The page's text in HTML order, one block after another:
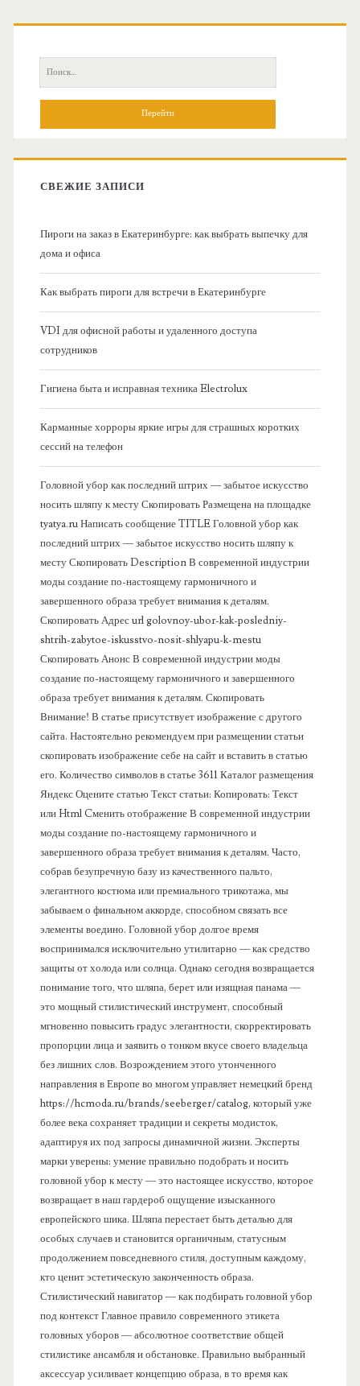
О
П
о
:
СВЕЖИЕ ЗАПИСИ
Пироги на заказ в Екатеринбурге: как выбрать выпечку для
дома и офиса
Как выбрать пироги для встречи в Екатеринбурге
VDI для офисной работы и удаленного доступа
сотрудников
Гигиена быта и исправная техника Electrolux
Карманные хорроры яркие игры для страшных коротких
сессий на телефон
Головной убор как последний штрих — забытое искусство
носить шляпу к месту Скопировать Размещена на площадке
tyatya.ru Написать сообщение TITLE Головной убор как
последний штрих — забытое искусство носить шляпу к
месту Скопировать Description В современной индустрии
моды создание по-настоящему гармоничного и
завершенного образа требует внимания к деталям.
Скопировать Адрес url golovnoy-ubor-kak-posledniy-
shtrih-zabytoe-iskusstvo-nosit-shlyapu-k-mestu
Скопировать Анонс В современной индустрии моды
создание по-настоящему гармоничного и завершенного
образа требует внимания к деталям. Скопировать
Внимание! В статье присутствует изображение с другого
сайта. Настоятельно рекомендуем при размещении статьи
скопировать изображение себе на сайт и вставить в статью
его. Количество символов в статье 3611 Каталог размещения
Яндекс Оцените статью Текст статьи: Копировать: Текст
или Html Cменить отображение В современной индустрии
моды создание по-настоящему гармоничного и
завершенного образа требует внимания к деталям. Часто,
собрав безупречную базу из качественного пальто,
элегантного костюма или премиального трикотажа, мы
забываем о финальном аккорде, способном связать все
элементы воедино. Головной убор долгое время
воспринимался исключительно утилитарно — как средство
защиты от холода или солнца. Однако сегодня возвращается
понимание того, что шляпа, берет или изящная панама —
это мощный стилистический инструмент, способный
мгновенно повысить градус элегантности, скорректировать
пропорции лица и заявить о тонком вкусе своего владельца
без лишних слов. Возрождением этого утонченного
направления в Европе во многом управляет немецкий бренд
https://hcmoda.ru/brands/seeberger/catalog, который уже
более века сохраняет традиции и секреты модисток,
адаптируя их под запросы динамичной жизни. Эксперты
марки уверены: умение правильно подобрать и носить
головной убор к месту — это настоящее искусство, которое
возвращает в наш гардероб ощущение изысканного
европейского шика. Шляпа перестает быть деталью для
особых случаев и становится органичным, статусным
продолжением повседневного стиля, доступным каждому,
кто ценит эстетическую законченность образа.
Стилистический навигатор — как подбирать головной убор
под контекст Главное правило современного этикета
головных уборов — абсолютное соответствие общей
стилистике ансамбля и обстановке. Правильно выбранный
аксессуар усиливает концепцию образа, в то время как